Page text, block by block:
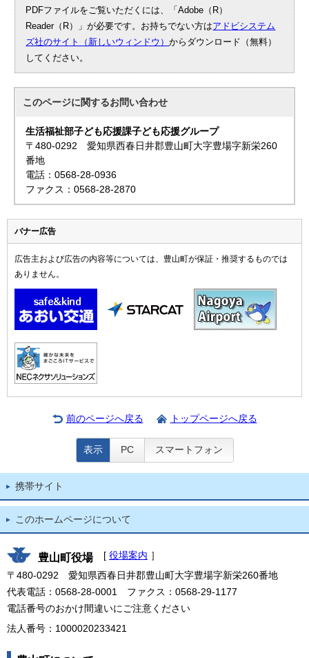
PDFファイルをご覧いただくには、「Adobe（R）
Reader（R）」が必要です。お持ちでない方はアドビシステム
ズ社のサイト（新しいウィンドウ）からダウンロード（無料）
してください。
このページに関するお問い合わせ
生活福祉部子ども応援課子ども応援グループ
〒480-0292 愛知県西春日井郡豊山町大字豊場字新栄260
番地
電話：0568-28-0936
ファクス：0568-28-2870
バナー広告
広告主および広告の内容等については、豊山町が保証・推奨するものでは
ありません。
前のページへ戻る トップページへ戻る
表示 PC スマートフォン
携帯サイト
このホームページについて
豊山町役場 [ 役場案内 ］
〒480-0292 愛知県西春日井郡豊山町大字豊場字新栄260番地
代表電話：0568-28-0001 ファクス：0568-29-1177
電話番号のおかけ間違いにご注意ください
法人番号：1000020233421